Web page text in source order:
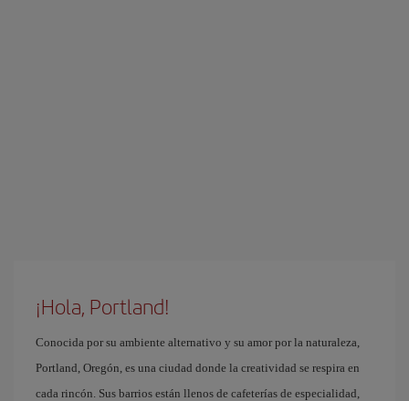
¡Hola, Portland!
Conocida por su ambiente alternativo y su amor por la naturaleza,
Portland, Oregón, es una ciudad donde la creatividad se respira en
cada rincón. Sus barrios están llenos de cafeterías de especialidad,